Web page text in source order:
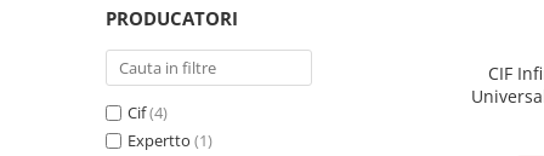
Apret & solutii speciale
Detergent lichid
PRODUCATORI
Cif(4)
Expertto (1)
CIF